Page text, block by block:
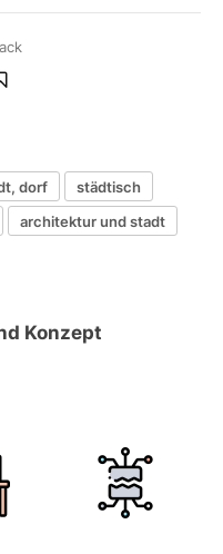
dorf
städtisch
architektur und stadt
Konzept